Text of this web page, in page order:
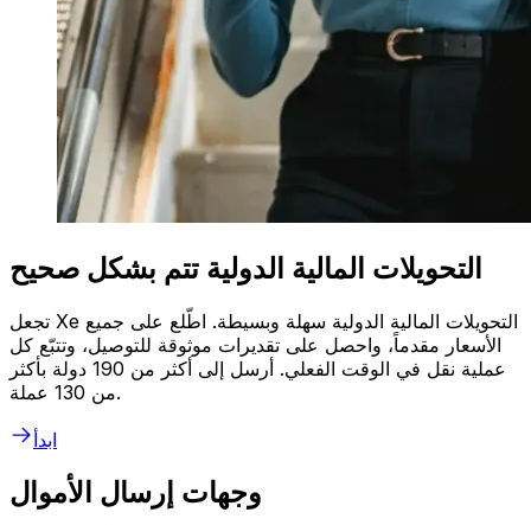
التحويلات المالية الدولية تتم بشكل صحيح
تجعل Xe التحويلات المالية الدولية سهلة وبسيطة. اطّلع على جميع
الأسعار مقدماً، واحصل على تقديرات موثوقة للتوصيل، وتتبّع كل
عملية نقل في الوقت الفعلي. أرسل إلى أكثر من 190 دولة بأكثر
من 130 عملة.
ابدأ
وجهات إرسال الأموال